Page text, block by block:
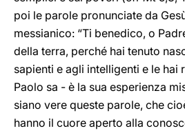
poi le parole pronunciate da
messianico: “Ti benedico, o
della terra, perché hai tenuto
sapienti e agli intelligenti e le hai
Paolo sa - è la sua esperienza
siano vere queste parole, che
hanno il cuore aperto alla